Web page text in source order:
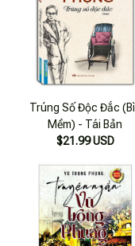
Trúng Số Độc Đắc
Mềm) - Tái Bản
$21.99 USD